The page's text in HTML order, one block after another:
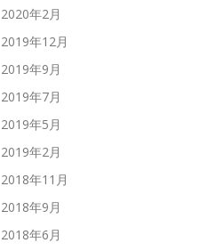
2020年2月
2019年12月
2019年9月
2019年7月
2019年5月
2019年2月
2018年11月
2018年9月
2018年6月